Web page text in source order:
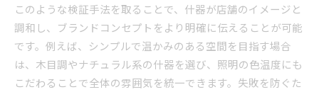
このような検証手法を取ることで、什器が店舗のイメージと
調和し、ブランドコンセプトをより明確に伝えることが可能
です。例えば、シンプルで温かみのある空間を目指す場合
は、木目調やナチュラル系の什器を選び、照明の色温度にも
こだわることで全体の雰囲気を統一できます。失敗を防ぐた